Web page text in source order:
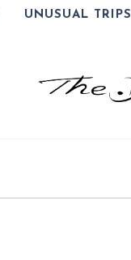
UNUSUAL TRIPS